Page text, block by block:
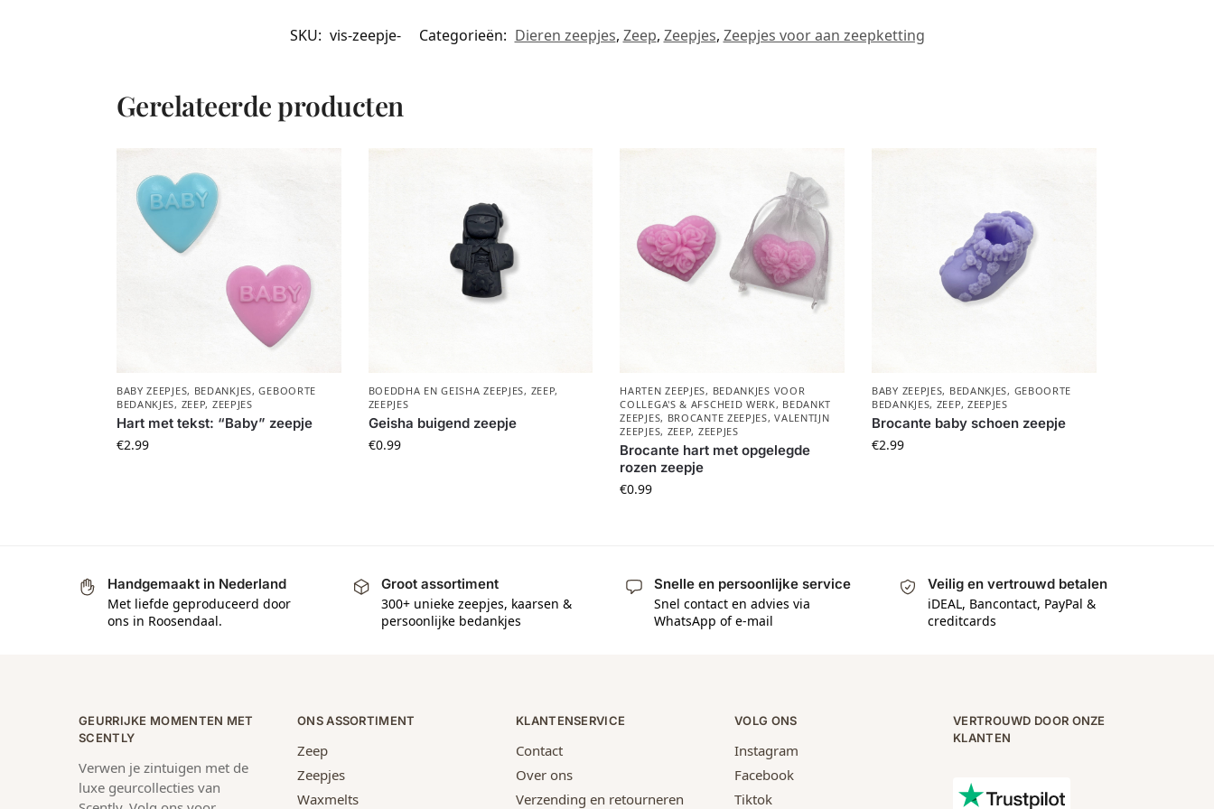
SKU: vis-zeepje- Categorieën: Dieren zeepjes, Zeep, Zeepjes, Zeepjes voor aan zeepketting
Gerelateerde producten
BABY ZEEPJES, BEDANKJES,GEBOORTE
BEDANKJES, ZEEP, ZEEPJES
Hart met tekst: “Baby” zeepje
€2.99
BOEDDHA EN GEISHA ZEEPJES, ZEEP,
ZEEPJES
Geisha buigend zeepje
€0.99
HARTEN ZEEPJES, BEDANKJES VOOR
COLLEGA'S & AFSCHEID WERK, BEDANKT
ZEEPJES, BROCANTE ZEEPJES,VALENTIJN
ZEEPJES, ZEEP, ZEEPJES
Brocante hart met opgelegde
rozen zeepje
€0.99
BABY ZEEPJES, BEDANKJES, GEBOORTE
BEDANKJES, ZEEP, ZEEPJES
Brocante baby schoen zeepje
€2.99
Handgemaakt in Nederland
Met liefde geproduceerd door
ons in Roosendaal.
Groot assortiment
300+ unieke zeepjes, kaarsen &
persoonlijke bedankjes
Snelle en persoonlijke service
Snel contact en advies via
WhatsApp of e-mail
Veilig en vertrouwd betalen
iDEAL, Bancontact, PayPal &
creditcards
GEURRIJKE MOMENTEN MET
SCENTLY
Verwen je zintuigen met de
luxe geurcollecties van
ONS ASSORTIMENT
Zeep
Zeepjes
Waxmelts
KLANTENSERVICE
Contact
Over ons
Verzending en retourneren
VOLG ONS
Instagram
Facebook
Tiktok
VERTROUWD DOOR ONZE
KLANTEN